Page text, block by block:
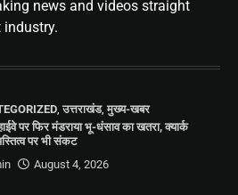
news and videos straight
,उत्तराखंड,मुख्य-खबर
पर फिर मंडराया भू-धंसाव का खतरा, क्यार्क
पर भी संकट
August 4, 2026